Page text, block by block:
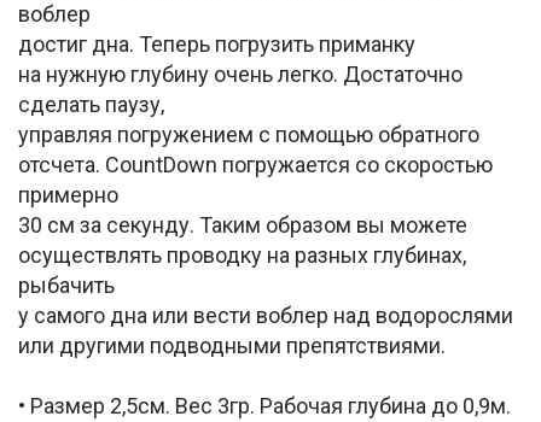
воблер
достиг дна. Теперь погрузить приманку
на нужную глубину очень легко. Достаточно
сделать паузу,
управляя погружением с помощью обратного
отсчета. CountDown погружается со скоростью
примерно
30 см за секунду. Таким образом вы можете
осуществлять проводку на разных глубинах,
рыбачить
у самого дна или вести воблер над водорослями
или другими подводными препятствиями.
• Размер 2,5см. Вес 3гр. Рабочая глубина до 0,9м.